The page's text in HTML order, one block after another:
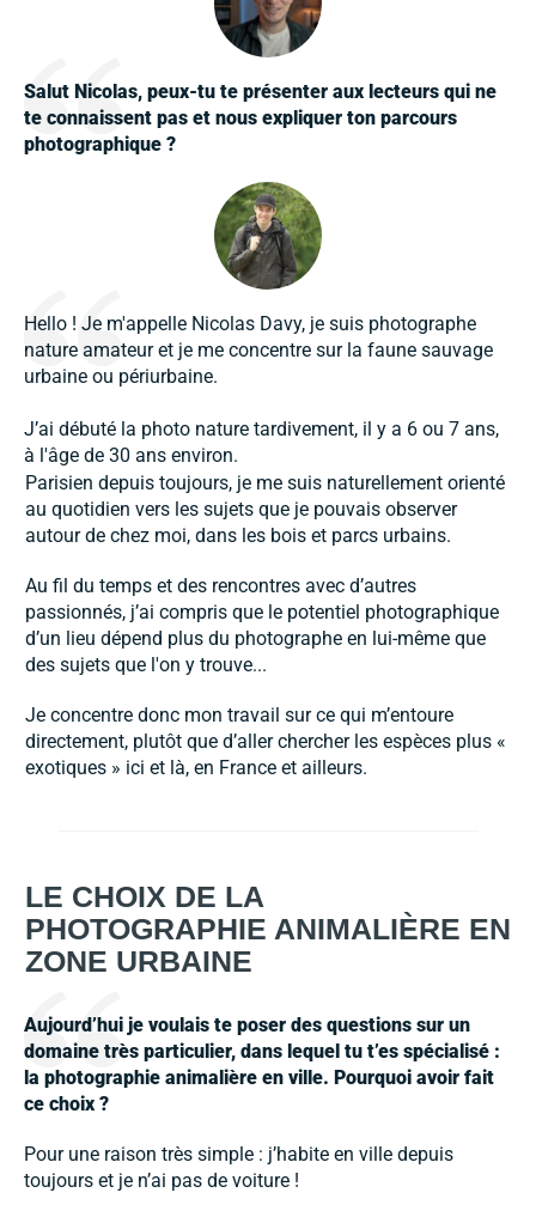
Salut Nicolas, peux-tu te présenter aux lecteurs qui ne
te connaissent pas et nous expliquer ton parcours
photographique ?
Hello ! Je m'appelle Nicolas Davy, je suis photographe
nature amateur et je me concentre sur la faune sauvage
urbaine ou périurbaine.
J’ai débuté la photo nature tardivement, il y a 6 ou 7 ans,
à l'âge de 30 ans environ.
Parisien depuis toujours, je me suis naturellement orienté
au quotidien vers les sujets que je pouvais observer
autour de chez moi, dans les bois et parcs urbains.
Au fil du temps et des rencontres avec d’autres
passionnés, j’ai compris que le potentiel photographique
d’un lieu dépend plus du photographe en lui-même que
des sujets que l'on y trouve...
Je concentre donc mon travail sur ce qui m’entoure
directement, plutôt que d’aller chercher les espèces plus «
exotiques » ici et là, en France et ailleurs.
LE CHOIX DE LA
PHOTOGRAPHIE ANIMALIÈRE EN
ZONE URBAINE
Aujourd’hui je voulais te poser des questions sur un
domaine très particulier, dans lequel tu t’es spécialisé :
la photographie animalière en ville. Pourquoi avoir fait
ce choix ?
Pour une raison très simple : j’habite en ville depuis
toujours et je n’ai pas de voiture !